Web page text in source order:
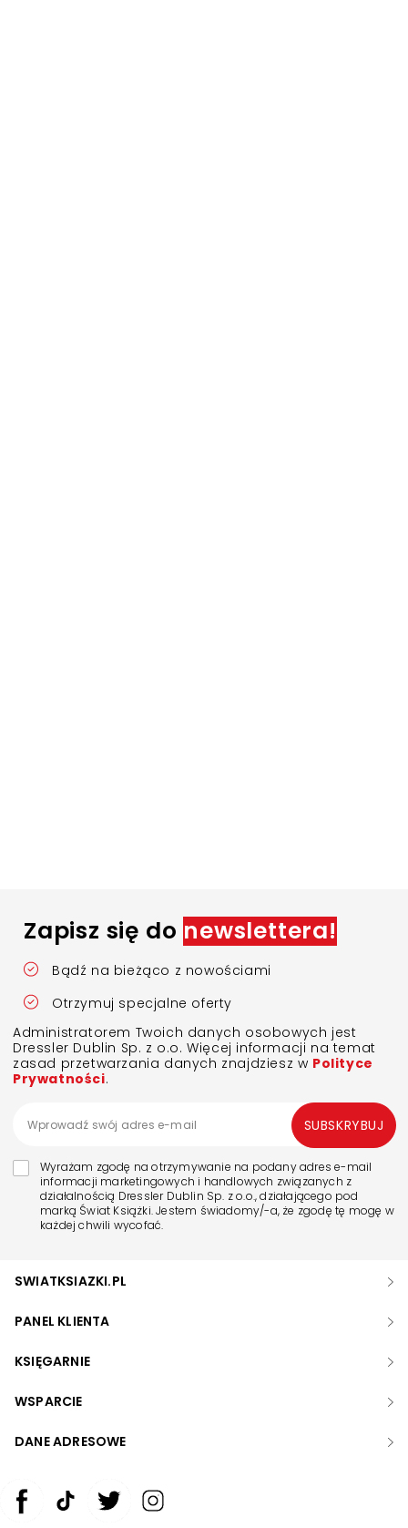
Zapisz się do newslettera!
Bądź na bieżąco z nowościami
Otrzymuj specjalne oferty
Administratorem Twoich danych osobowych jest
Dressler Dublin Sp. z o.o. Więcej informacji na temat
zasad przetwarzania danych znajdziesz w Polityce
Prywatności.
Wyrażam zgodę na otrzymywanie na podany adres e-mail
informacji marketingowych i handlowych związanych z
działalnością Dressler Dublin Sp. z o.o., działającego pod
marką Świat Książki. Jestem świadomy/-a, że zgodę tę mogę w
każdej chwili wycofać.
SUBSKRYBUJ
SWIATKSIAZKI.PL
PANEL KLIENTA
KSIĘGARNIE
WSPARCIE
DANE ADRESOWE
Zwiększ rozmiar czcionki